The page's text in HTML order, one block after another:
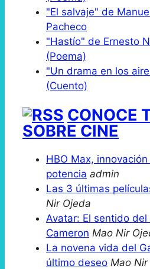
"El salvaje" de
Pacheco
"Hastío" de Ernesto
(Poema)
"Un drama en los
(Cuento)
CONOCE
SOBRE CINE
HBO Max,
potencia admin
Las 3 últimas
Nir Ojeda
Avatar: El sentido
Cameron Mao Nir
La novena vida del
último deseo Mao Nir